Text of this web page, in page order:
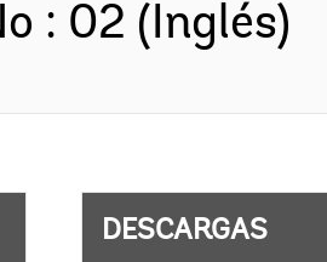
: 02 (Inglés)
DESCARGAS